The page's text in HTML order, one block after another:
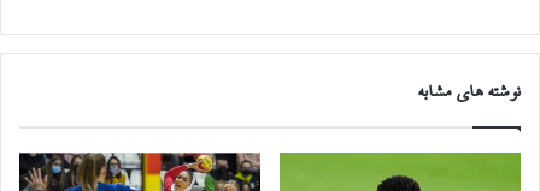
نوشته های مشابه